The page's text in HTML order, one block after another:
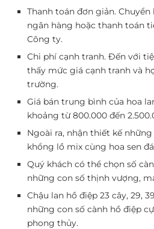
Thanh toán đơn giản. Chuyển
ngân hàng hoặc thanh toán
Công ty.
Chi phí cạnh tranh. Đến với
thấy mức giá cạnh tranh và
trường.
Giá bán trung bình của hoa
khoảng từ 800.000 đến
Ngoài ra, nhận thiết kế
khổng lồ mix cùng hoa sen
Quý khách có thể chọn số
những con số thịnh vượng,
Chậu lan hồ điệp 23 cây, 29,
những con số cành hồ điệp
phong thủy.